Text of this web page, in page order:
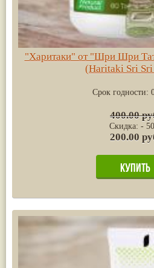
"Харитаки" от "Шри Шри
(Haritaki Sri Sri
Срок годности:
400.00
Скидка: -
200.00